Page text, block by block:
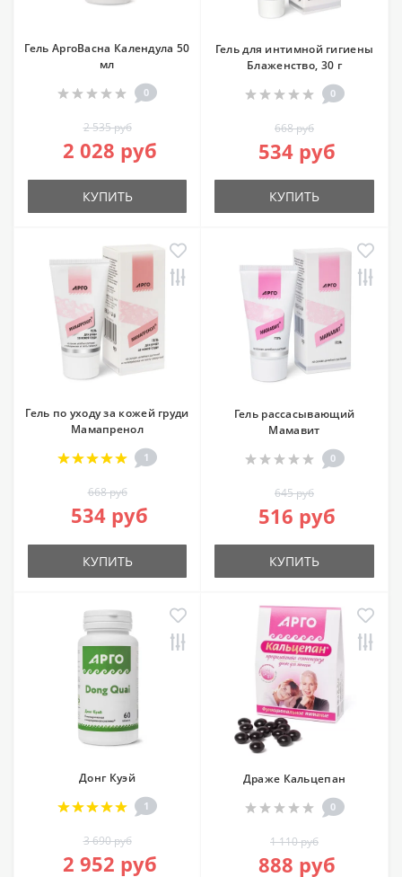
Гель АргоВасна Календула 50
мл
0
2 535 руб
2 028 руб
КУПИТЬ
Гель для интимной гигиены
Блаженство, 30 г
0
668 руб
534 руб
КУПИТЬ
Гель по уходу за кожей груди
Мамапренол
1
668 руб
534 руб
КУПИТЬ
Гель рассасывающий
Мамавит
0
645 руб
516 руб
КУПИТЬ
Донг Куэй
1
3 690 руб
2 952 руб
Драже Кальцепан
0
1 110 руб
888 руб